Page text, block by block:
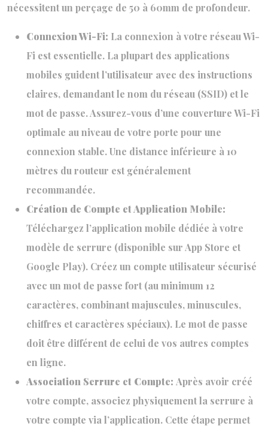
nécessitent un perçage de 50 à 60mm de profondeur.
Connexion Wi-Fi: La connexion à votre réseau Wi-
Fi est essentielle. La plupart des applications
mobiles guident l’utilisateur avec des instructions
claires, demandant le nom du réseau (SSID) et le
mot de passe. Assurez-vous d’une couverture Wi-Fi
optimale au niveau de votre porte pour une
connexion stable. Une distance inférieure à 10
mètres du routeur est généralement
recommandée.
Création de Compte et Application Mobile:
Téléchargez l’application mobile dédiée à votre
modèle de serrure (disponible sur App Store et
Google Play). Créez un compte utilisateur sécurisé
avec un mot de passe fort (au minimum 12
caractères, combinant majuscules, minuscules,
chiffres et caractères spéciaux). Le mot de passe
doit être différent de celui de vos autres comptes
en ligne.
Association Serrure et Compte: Après avoir créé
votre compte, associez physiquement la serrure à
votre compte via l’application. Cette étape permet